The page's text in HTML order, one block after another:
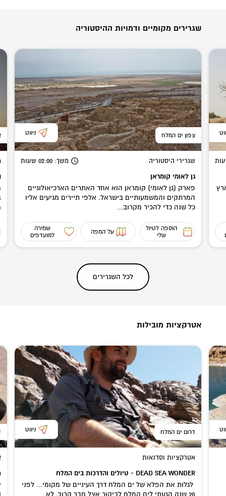
שגרירים מקומיים ודמויות ההיסטוריה
ארץ
צפון ים המלח ניווט
שגרירי היסטוריה משך: 02:00 שעות
גן לאומי קומראן
פארק (גן לאומי) קומראן הוא אחד האתרים הארכיאולוגיים
המרתקים והמשמעותיים בישראל. אלפי תיירים מגיעים אליו
כל שנה כדי להכיר מקרוב...
הוספה לטיול
שלי
על המפה
שמירה
למועדפים
לכל השגרירים
אטרקציות מובילות
דרום ים המלח ניווט
אטרקציות וסדנאות
DEAD SEA WONDER - טיולים והדרכות בים המלח
לגלות את הפלא של ים המלח דרך העיניים של מקומי... לפני
20 שנה הגעתי לים המלח לביקור אצל חבר קרוב, לא...